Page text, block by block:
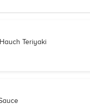
Teriyaki